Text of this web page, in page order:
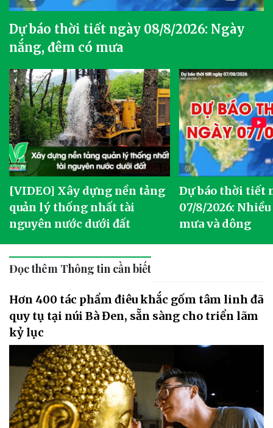
Dự báo thời tiết ngày 08/8/2026: Ngày
nắng, đêm có mưa
[VIDEO] Xây dựng nền tảng
quản lý thống nhất tài
nguyên nước dưới đất
Dự báo thời tiết
07/8/2026:
mưa và dông
Đọc thêm Thông tin cần biết
Hơn 400 tác phẩm điêu khắc gốm tâm linh đã
quy tụ tại núi Bà Đen, sẵn sàng cho triển lãm
kỷ lục